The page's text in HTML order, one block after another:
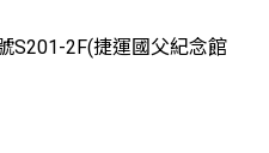
S201-2F(捷運國父紀念館